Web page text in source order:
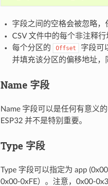
字段之间的空格会被忽略，
CSV 文件中的每个非注释行
每个分区的
Offset 字段可
并填充该分区的偏移地址，
Name 字段
Name 字段可以是任何有意义
ESP32 并不是特别重要。
Type 字段
Type 字段可以指定为 app
0x00-0xFE）。注意，0x00-